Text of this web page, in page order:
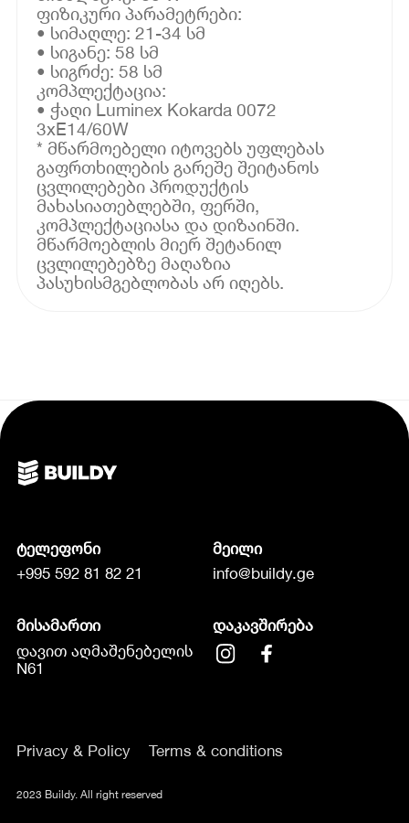
ფიზიკური პარამეტრები:
• სიმაღლე: 21-34 სმ
• სიგანე: 58 სმ
• სიგრძე: 58 სმ
კომპლექტაცია:
• ჭაღი Luminex Kokarda 0072
3xE14/60W
* მწარმოებელი იტოვებს უფლებას
გაფრთხილების გარეშე შეიტანოს
ცვლილებები პროდუქტის
მახასიათებლებში, ფერში,
კომპლექტაციასა და დიზაინში.
მწარმოებლის მიერ შეტანილ
ცვლილებებზე მაღაზია
პასუხისმგებლობას არ იღებს.
ტელეფონი
+995 592 81 82 21
მეილი
info@buildy.ge
მისამართი
დავით აღმაშენებელის
N61
დაკავშირება
Privacy & Policy Terms & conditions
2023 Buildy. All right reserved